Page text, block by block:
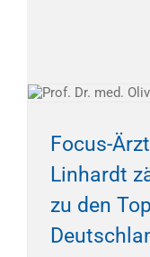
Focus-
Linhardt
zu den